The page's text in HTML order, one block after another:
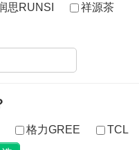
思RUNSI 祥源茶
格力GREE TCL